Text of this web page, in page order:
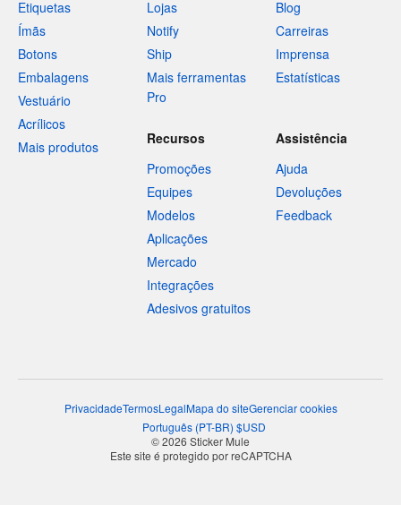
Etiquetas
Ímãs
Botons
Embalagens
Vestuário
Acrílicos
Mais produtos
Lojas
Notify
Ship
Mais ferramentas
Pro
Blog
Carreiras
Imprensa
Estatísticas
Recursos
Promoções
Equipes
Modelos
Aplicações
Mercado
Integrações
Adesivos gratuitos
Assistência
Ajuda
Devoluções
Feedback
PrivacidadeTermosLegalMapa do siteGerenciar cookies
Português (PT-BR) $USD
© 2026 Sticker Mule
Este site é protegido por reCAPTCHA